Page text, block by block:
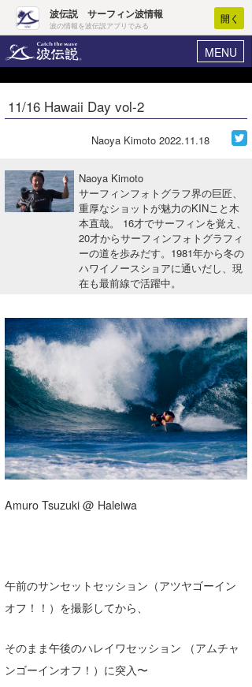
波伝説 サーフィン波情報
波の情報を波伝説アプリでみる
開く
MENU
ヘルプ マイホーム
ログイン
波情報･概況
WAVE HUNTER波予想ツール
会員メニュー
今月のプレゼント
11/16 Hawaii Day vol-2
Naoya Kimoto 2022.11.18
Naoya Kimoto
サーフィンフォトグラフ界の巨匠、
重厚なショットが魅力のKINこと木
本直哉。 16才でサーフィンを覚え、
20才からサーフィンフォトグラフィ
ーの道を歩みだす。1981年から冬の
ハワイノースショアに通いだし、現
在も最前線で活躍中。
Amuro Tsuzuki @ Haleiwa
午前のサンセットセッション（アツヤゴーイン
オフ！！）を撮影してから、
そのまま午後のハレイワセッション （アムチャ
ンゴーインオフ！）に突入〜
Core Surf Japan
ファッション/グッズ
アート＆エンタメ
ショップ情報
湘南
千葉北
伊豆
千葉南
ウラナミ
お知らせ
その他
ルール＆How to
VOTE!
ライター/寄稿メディア
Core Surf Japan
Naoya Kimoto
mitsuteru Kamio
メディア
SURFMEDIA
波伝説アンバサダー/プロライダー